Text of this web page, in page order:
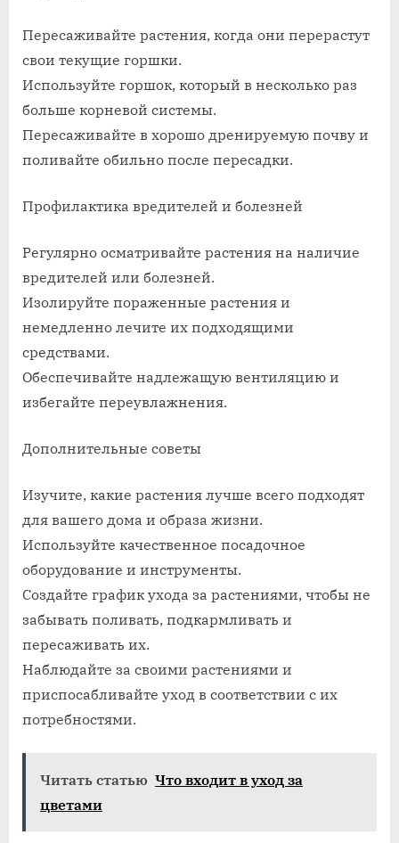
Пересаживайте растения, когда они перерастут
свои текущие горшки.
Используйте горшок, который в несколько раз
больше корневой системы.
Пересаживайте в хорошо дренируемую почву и
поливайте обильно после пересадки.
Профилактика вредителей и болезней
Регулярно осматривайте растения на наличие
вредителей или болезней.
Изолируйте пораженные растения и
немедленно лечите их подходящими
средствами.
Обеспечивайте надлежащую вентиляцию и
избегайте переувлажнения.
Дополнительные советы
Изучите, какие растения лучше всего подходят
для вашего дома и образа жизни.
Используйте качественное посадочное
оборудование и инструменты.
Создайте график ухода за растениями, чтобы не
забывать поливать, подкармливать и
пересаживать их.
Наблюдайте за своими растениями и
приспосабливайте уход в соответствии с их
потребностями.
Читать статью Что входит в уход за
цветами